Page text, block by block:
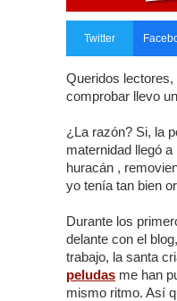
Twitter
Queridos
comprobar llevo
¿La razón? Si, la
maternidad llegó
huracán ,
yo tenía tan bien
Durante los
delante con el
trabajo, la santa
peludas me han
mismo ritmo. Así